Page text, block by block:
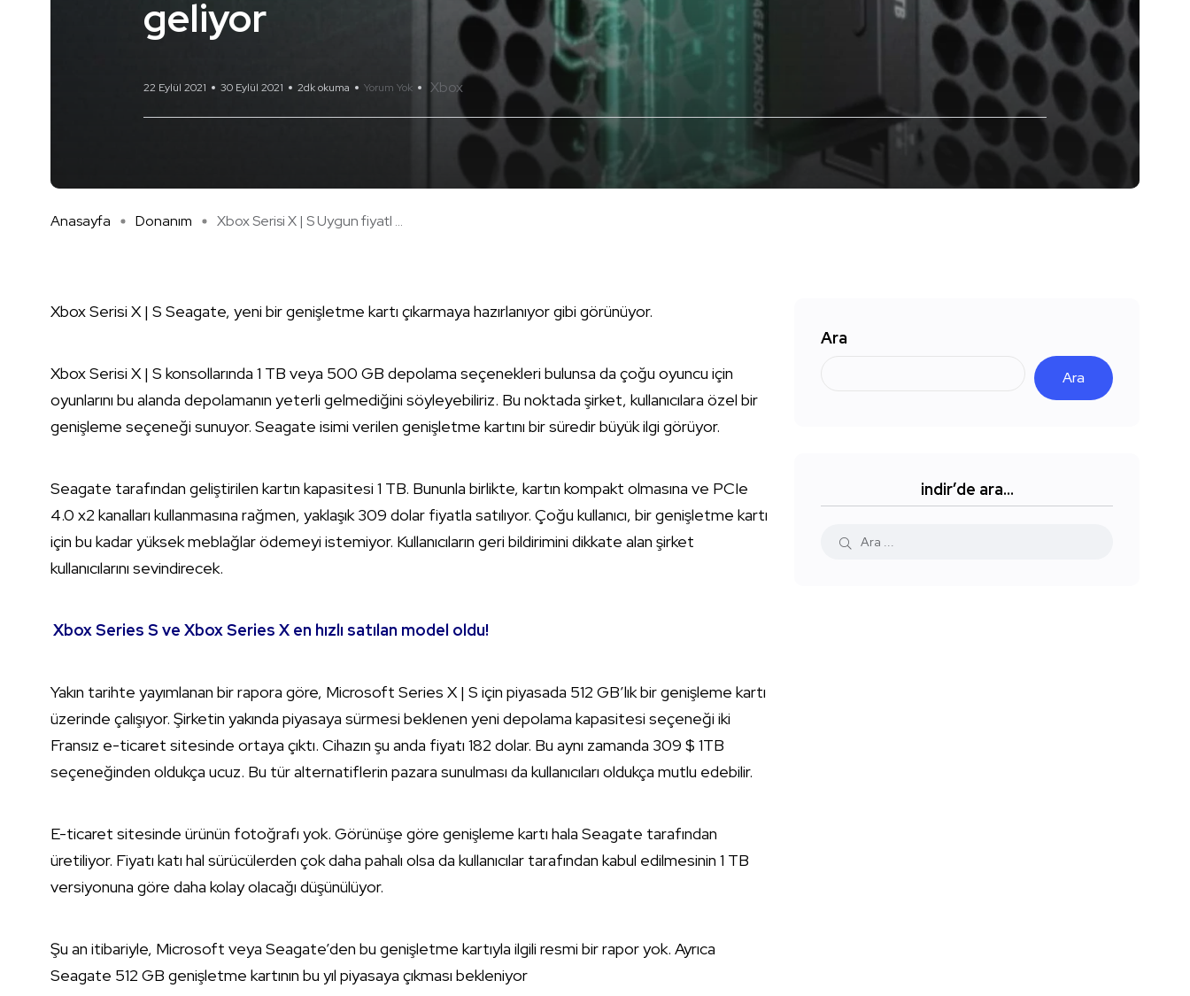
geliyor
22 Eylül 2021 30 Eylül 2021 2dk okuma Yorum Yok Xbox
Anasayfa Donanım Xbox Serisi X | S Uygun fiyatl ...
Xbox Serisi X | S Seagate, yeni bir genişletme kartı çıkarmaya hazırlanıyor gibi görünüyor.
Xbox Serisi X | S konsollarında 1 TB veya 500 GB depolama seçenekleri bulunsa da çoğu oyuncu için
oyunlarını bu alanda depolamanın yeterli gelmediğini söyleyebiliriz. Bu noktada şirket, kullanıcılara özel bir
genişleme seçeneği sunuyor. Seagate isimi verilen genişletme kartını bir süredir büyük ilgi görüyor.
Seagate tarafından geliştirilen kartın kapasitesi 1 TB. Bununla birlikte, kartın kompakt olmasına ve PCIe
4.0 x2 kanalları kullanmasına rağmen, yaklaşık 309 dolar fiyatla satılıyor. Çoğu kullanıcı, bir genişletme kartı
için bu kadar yüksek meblağlar ödemeyi istemiyor. Kullanıcıların geri bildirimini dikkate alan şirket
kullanıcılarını sevindirecek.
Xbox Series S ve Xbox Series X en hızlı satılan model oldu!
Yakın tarihte yayımlanan bir rapora göre, Microsoft Series X | S için piyasada 512 GB’lık bir genişleme kartı
üzerinde çalışıyor. Şirketin yakında piyasaya sürmesi beklenen yeni depolama kapasitesi seçeneği iki
Fransız e-ticaret sitesinde ortaya çıktı. Cihazın şu anda fiyatı 182 dolar. Bu aynı zamanda 309 $ 1TB
seçeneğinden oldukça ucuz. Bu tür alternatiflerin pazara sunulması da kullanıcıları oldukça mutlu edebilir.
E-ticaret sitesinde ürünün fotoğrafı yok. Görünüşe göre genişleme kartı hala Seagate tarafından
üretiliyor. Fiyatı katı hal sürücülerden çok daha pahalı olsa da kullanıcılar tarafından kabul edilmesinin 1 TB
versiyonuna göre daha kolay olacağı düşünülüyor.
Şu an itibariyle, Microsoft veya Seagate’den bu genişletme kartıyla ilgili resmi bir rapor yok. Ayrıca
Seagate 512 GB genişletme kartının bu yıl piyasaya çıkması bekleniyor
Ara
Ara
indir’de ara…